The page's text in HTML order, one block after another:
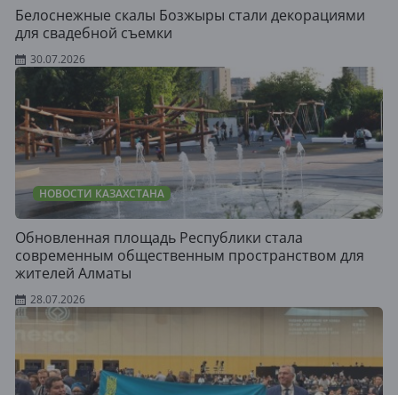
Белоснежные скалы Бозжыры стали декорациями
для свадебной съемки
30.07.2026
НОВОСТИ КАЗАХСТАНА
Обновленная площадь Республики стала
современным общественным пространством для
жителей Алматы
28.07.2026